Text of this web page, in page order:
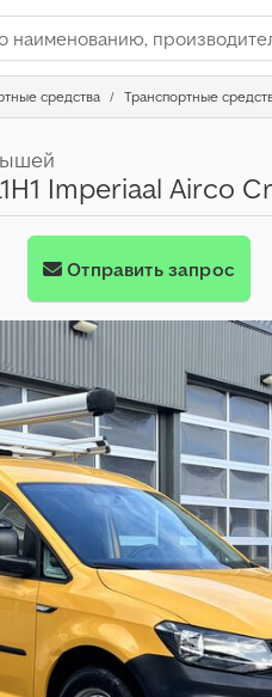
средства Транспортные
Imperiaal Airco
Отправить запрос